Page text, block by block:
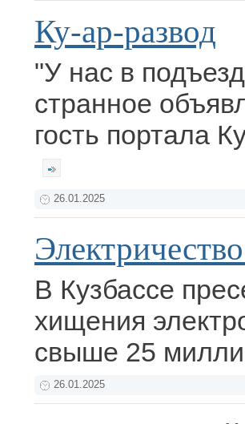
Ку-ар-развод
"У нас в
странное
гость портала
26.01.2025
В Кузбассе
хищения
свыше 25
26.01.2025